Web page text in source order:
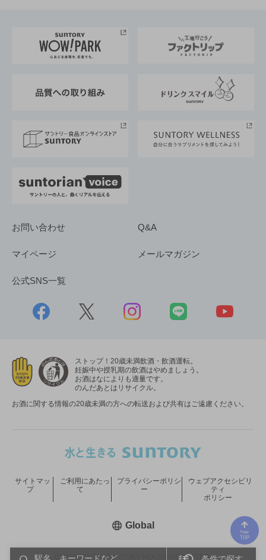
地域情報
サントリーサンバーズ大阪
サントリーが考えるサステナビリティ経営
企業概要
採用情報
お問い合わせ Q&A
マイページ メールマガジン
公式SNS一覧
ストップ！20歳未満飲酒・飲酒運転。
妊娠中や授乳期の飲酒はやめましょう。
お酒はなによりも適量です。
のんだあとはリサイクル。
お酒に関する情報の20歳未満の方への転送および共有はご遠慮ください。
COPYRIGHT © SUNTORY HOLDINGS LIMITED.
サイトマッ
プ
ご利用にあたっ
て
プライバシーポリシ
ー
ウェブアクセシビリ
ティ
ポリシー
Global新しいウィンドウで開く